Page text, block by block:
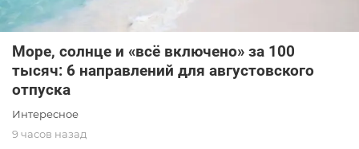
Море, солнце и «всё включено» за 100
тысяч: 6 направлений для августовского
отпуска
Интересное
9 часов назад